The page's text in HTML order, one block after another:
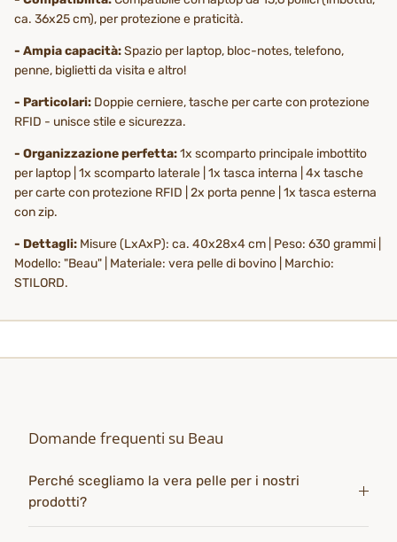
ca. 36x25 cm), per protezione e praticità.
- Ampia capacità:Spazio per laptop, bloc-notes, telefono,
penne, biglietti da visita e altro!
- Particolari: Doppie cerniere, tasche per carte con protezione
RFID - unisce stile e sicurezza.
- Organizzazione perfetta:1x scomparto principale imbottito
per laptop | 1x scomparto laterale | 1x tasca interna | 4x tasche
per carte con protezione RFID | 2x porta penne | 1x tasca esterna
con zip.
- Dettagli: Misure (LxAxP): ca. 40x28x4 cm | Peso: 630 grammi |
Modello: "Beau" | Materiale: vera pelle di bovino | Marchio:
STILORD.
Domande frequenti su Beau
Perché scegliamo la vera pelle per i nostri
prodotti?